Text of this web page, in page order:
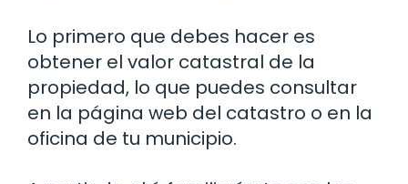
Lo primero que debes hacer es
obtener el valor catastral de la
propiedad, lo que puedes consultar
en la página web del catastro o en la
oficina de tu municipio.